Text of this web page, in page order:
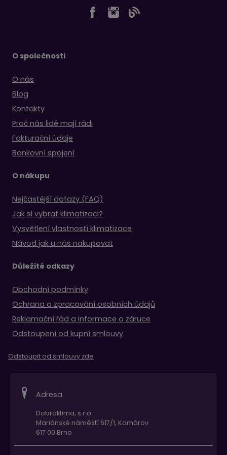
O společnosti
O nás
Blog
Kontakty
Proč nás lidé mají rádi
Fakturační údaje
Bankovní spojení
O nákupu
Nejčastější dotazy (FAQ)
Jak si vybrat klimatizaci?
Vysvětlení vlastností klimatizace
Návod jak u nás nakupovat
Důležité odkazy
Obchodní podmínky
Ochrana a zpracování osobních údajů
Reklamační řád a informace o záruce
Odstoupení od kupní smlouvy
Odstoupit od smlouvy zde
Adresa
Dobráklíma, s.r.o.
Mariánské náměstí 617/1, Komárov
617 00 Brno